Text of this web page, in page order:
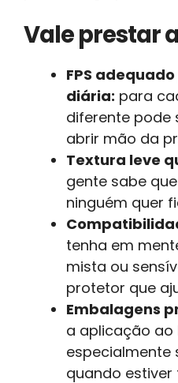
Vale prestar
FPS
diária: para
diferente pode
abrir mão da
Textura leve
gente sabe
ninguém quer
tenha em
mista ou
protetor que
Embalagens
a aplicação ao
especialmente
quando